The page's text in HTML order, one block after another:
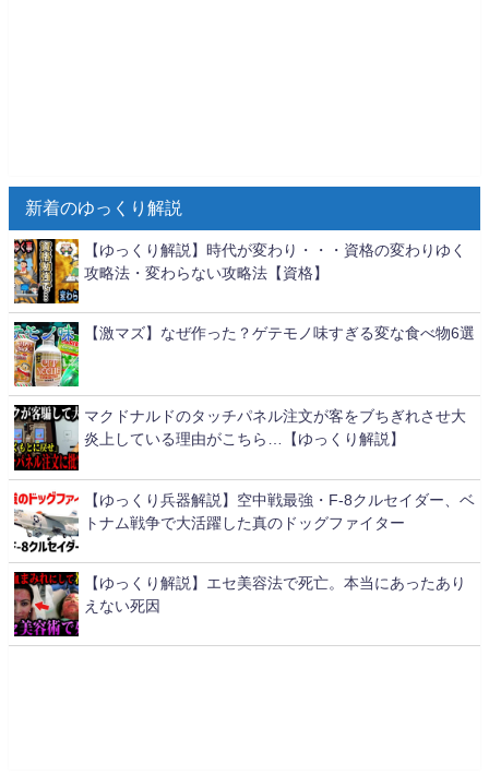
新着のゆっくり解説
【ゆっくり解説】時代が変わり・・・資格の変わりゆく
攻略法・変わらない攻略法【資格】
【激マズ】なぜ作った？ゲテモノ味すぎる変な食べ物6選
マクドナルドのタッチパネル注文が客をブちぎれさせ大
炎上している理由がこちら…【ゆっくり解説】
【ゆっくり兵器解説】空中戦最強・F-8クルセイダー、ベ
トナム戦争で大活躍した真のドッグファイター
【ゆっくり解説】エセ美容法で死亡。本当にあったあり
えない死因